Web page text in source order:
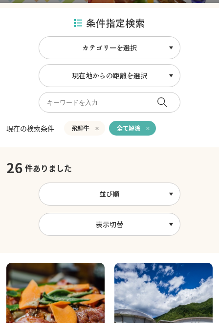
条件指定検索
カテゴリーを選択
現在地からの距離を選択
現在の検索条件 飛騨牛 全て解除
26 件ありました
並び順
表示切替